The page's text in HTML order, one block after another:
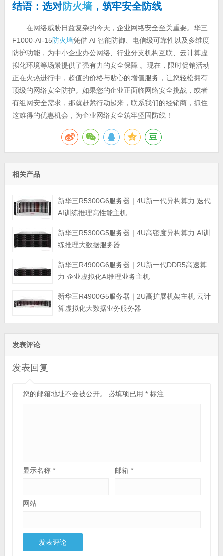
结语：选对防火墙，筑牢安全防线
在网络威胁日益复杂的今天，企业网络安全至关重要。华三
F1000-AI-15防火墙凭借 AI 智能防御、电信级可靠性以及多维度
防护功能，为中小企业办公网络、行业分支机构互联、云计算虚
拟化环境等场景提供了强有力的安全保障 。现在，限时促销活动
正在火热进行中，超值的价格与贴心的增值服务，让您轻松拥有
顶级的网络安全防护。如果您的企业正面临网络安全挑战，或者
有组网安全需求，那就赶紧行动起来，联系我们的经销商，抓住
这难得的优惠机会，为企业网络安全筑牢坚固防线！
相关产品
新华三R5300G6服务器｜4U新一代异构算力 迭代
AI训练推理高性能主机
新华三R5300G5服务器｜4U高密度异构算力 AI训
练推理大数据服务器
新华三R4900G6服务器｜2U新一代DDR5高速算
力 企业虚拟化AI推理业务主机
新华三R4900G5服务器｜2U高扩展机架主机 云计
算虚拟化大数据业务服务器
发表评论
发表回复
您的邮箱地址不会被公开。 必填项已用 *标注
显示名称 * 邮箱*
网站